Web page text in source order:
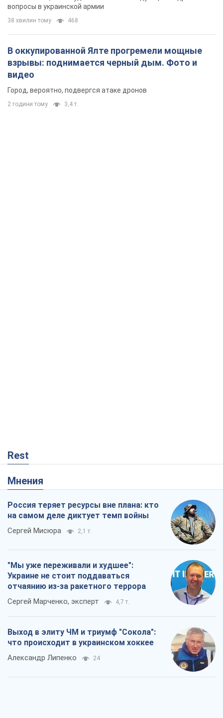
вопросы в украинской армии
38 хвилин тому 468
В оккупированной Ялте прогремели мощные
взрывы: поднимается черный дым. Фото и
видео
Город, вероятно, подвергся атаке дронов
2 години тому 3,4 т.
Rest
Мнения
Россия теряет ресурсы вне плана: кто
на самом деле диктует темп войны
Сергей Мисюра 2,1 т.
"Мы уже переживали и худшее":
Украине не стоит поддаваться
отчаянию из-за ракетного террора
Сергей Марченко, эксперт 4,7 т.
Выход в элиту ЧМ и триумф "Сокола":
что происходит в украинском хоккее
Александр Липенко 24